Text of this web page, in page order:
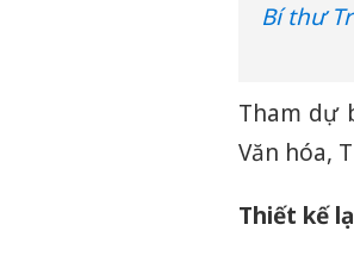
Bí thư
Tham dự
Văn hóa,
Thiết kế